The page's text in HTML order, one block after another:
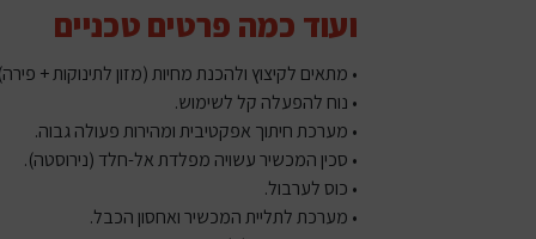
ועוד כמה פרטים טכניים
• מתאים לקיצוץ ולהכנת מחיות (מזון לתינוקות +
• נוח להפעלה קל לשימוש.
• מערכת חיתוך אפקטיבית ומהירות פעולה גבוה.
• סכין המכשיר עשויה מפלדת אל-חלד (נירוסטה).
• כוס לערבול.
• מערכת לתליית המכשיר ואחסון הכבל.